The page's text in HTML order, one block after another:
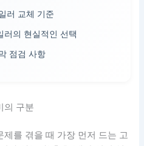
러 교체 기준
러의 현실적인 선택
점검 사항
의 구분
를 겪을 때 가장 먼저 드는 고